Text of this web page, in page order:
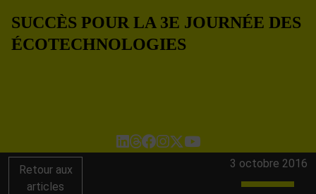
SUCCÈS POUR LA 3E JOURNÉE DES
ÉCOTECHNOLOGIES
Retour aux
articles
3 octobre 2016